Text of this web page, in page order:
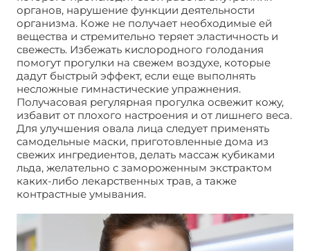
органов, нарушение функции деятельности
организма. Коже не получает необходимые ей
вещества и стремительно теряет эластичность и
свежесть. Избежать кислородного голодания
помогут прогулки на свежем воздухе, которые
дадут быстрый эффект, если еще выполнять
несложные гимнастические упражнения.
Получасовая регулярная прогулка освежит кожу,
избавит от плохого настроения и от лишнего веса.
Для улучшения овала лица следует применять
самодельные маски, приготовленные дома из
свежих ингредиентов, делать массаж кубиками
льда, желательно с замороженным экстрактом
каких-либо лекарственных трав, а также
контрастные умывания.